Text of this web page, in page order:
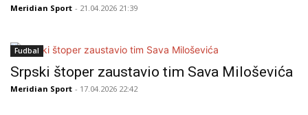
Meridian Sport - 21.04.2026 21:39
Fudbal
Srpski štoper zaustavio tim Sava Miloševića
Meridian Sport - 17.04.2026 22:42